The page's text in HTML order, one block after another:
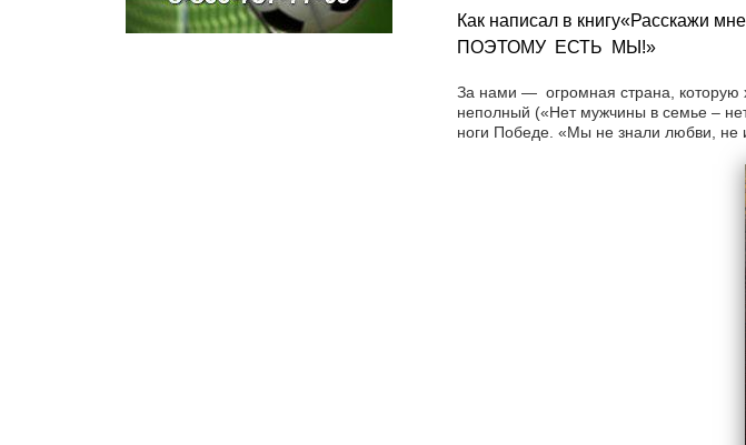
Как написал в книгу«Расскажи
ПОЭТОМУ ЕСТЬ МЫ!»
За нами — огромная страна, которую
неполный («Нет мужчины в семье –
ноги Победе. «Мы не знали любви, не